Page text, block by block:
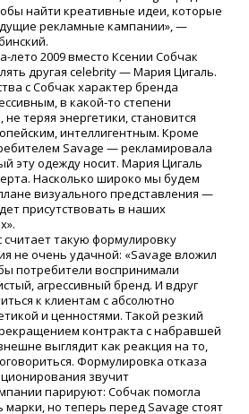
найти креативные идеи, которые
рекламные кампании», —
лето 2009 вместо Ксении Собчак
другая celebrity — Мария Цигаль.
с Собчак характер бренда
в какой-то степени
теряя энергетики, становится
интеллигентным. Кроме
Savage — рекламировала
эту одежду носит. Мария Цигаль
Насколько широко мы будем
визуального представления —
присутствовать в наших
такую формулировку
не очень удачной: «Savage вложил
потребители воспринимали
агрессивный бренд. И вдруг
к клиентам с абсолютно
и ценностями. Такой резкий
контракта с набравшей
выглядит как реакция на то,
Формулировка отказа
звучит
парируют: Собчак помогла
но теперь перед Savage стоят